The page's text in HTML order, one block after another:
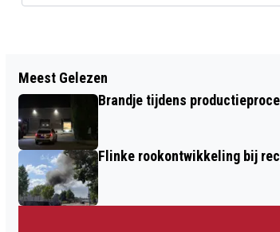
HENRIETTE VAN AMSTEL UIT
HELAAS NIET GEKOZEN IN MAX
Meest Gelezen
Brandje tijdens
Flinke rookontwikkeling bij